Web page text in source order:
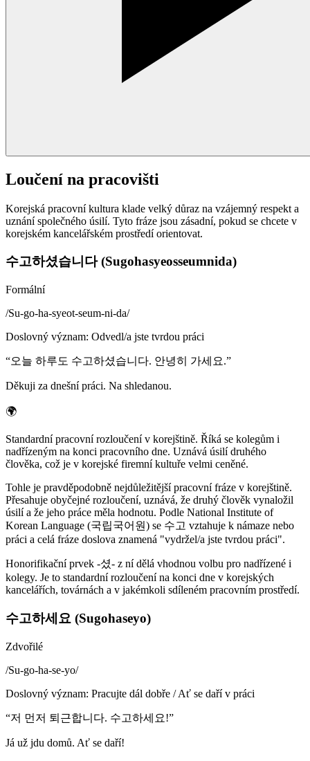
Loučení na pracovišti
Korejská pracovní kultura klade velký důraz na vzájemný respekt a
uznání společného úsilí. Tyto fráze jsou zásadní, pokud se chcete v
korejském kancelářském prostředí orientovat.
수고하셨습니다 (Sugohasyeosseumnida)
Formální
/Su-go-ha-syeot-seum-ni-da/
Doslovný význam: Odvedl/a jste tvrdou práci
“오늘 하루도 수고하셨습니다. 안녕히 가세요.”
Děkuji za dnešní práci. Na shledanou.
🌍
Standardní pracovní rozloučení v korejštině. Říká se kolegům i
nadřízeným na konci pracovního dne. Uznává úsilí druhého
člověka, což je v korejské firemní kultuře velmi ceněné.
Tohle je pravděpodobně nejdůležitější pracovní fráze v korejštině.
Přesahuje obyčejné rozloučení, uznává, že druhý člověk vynaložil
úsilí a že jeho práce měla hodnotu. Podle National Institute of
Korean Language (국립국어원) se 수고 vztahuje k námaze nebo
práci a celá fráze doslova znamená "vydržel/a jste tvrdou práci".
Honorifikační prvek -셨- z ní dělá vhodnou volbu pro nadřízené i
kolegy. Je to standardní rozloučení na konci dne v korejských
kancelářích, továrnách a v jakémkoli sdíleném pracovním prostředí.
수고하세요 (Sugohaseyo)
Zdvořilé
/Su-go-ha-se-yo/
Doslovný význam: Pracujte dál dobře / Ať se daří v práci
“저 먼저 퇴근합니다. 수고하세요!”
Já už jdu domů. Ať se daří!